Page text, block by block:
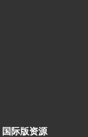
国际版资源